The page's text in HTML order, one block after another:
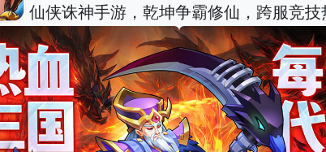
仙侠诛神手游，乾坤争霸修仙，跨服竞